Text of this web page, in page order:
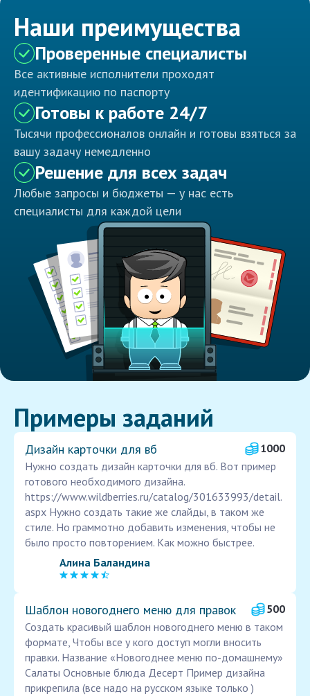
Наши преимущества
Проверенные специалисты
Все активные исполнители проходят
идентификацию по паспорту
Готовы к работе 24/7
Тысячи профессионалов онлайн и готовы взяться за
вашу задачу немедленно
Решение для всех задач
Любые запросы и бюджеты — у нас есть
специалисты для каждой цели
Примеры заданий
Дизайн карточки для вб
1000
Нужно создать дизайн карточки для вб. Вот пример
готового необходимого дизайна.
https://www.wildberries.ru/catalog/301633993/detail.
aspx Нужно создать такие же слайды, в таком же
стиле. Но граммотно добавить изменения, чтобы не
было просто повторением. Как можно быстрее.
Алина Баландина
Шаблон новогоднего меню для правок
500
Создать красивый шаблон новогоднего меню в таком
формате, Чтобы все у кого доступ могли вносить
правки. Название «Новогоднее меню по-домашнему»
Салаты Основные блюда Десерт Пример дизайна
прикрепила (все надо на русском языке только )